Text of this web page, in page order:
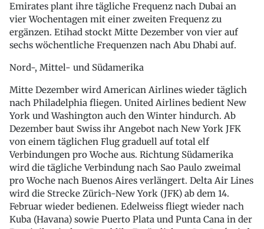
Emirates plant ihre tägliche Frequenz nach Dubai an
vier Wochentagen mit einer zweiten Frequenz zu
ergänzen. Etihad stockt Mitte Dezember von vier auf
sechs wöchentliche Frequenzen nach Abu Dhabi auf.
Nord-, Mittel- und Südamerika
Mitte Dezember wird American Airlines wieder täglich
nach Philadelphia fliegen. United Airlines bedient New
York und Washington auch den Winter hindurch. Ab
Dezember baut Swiss ihr Angebot nach New York JFK
von einem täglichen Flug graduell auf total elf
Verbindungen pro Woche aus. Richtung Südamerika
wird die tägliche Verbindung nach Sao Paulo zweimal
pro Woche nach Buenos Aires verlängert. Delta Air Lines
wird die Strecke Zürich-New York (JFK) ab dem 14.
Februar wieder bedienen. Edelweiss fliegt wieder nach
Kuba (Havana) sowie Puerto Plata und Punta Cana in der